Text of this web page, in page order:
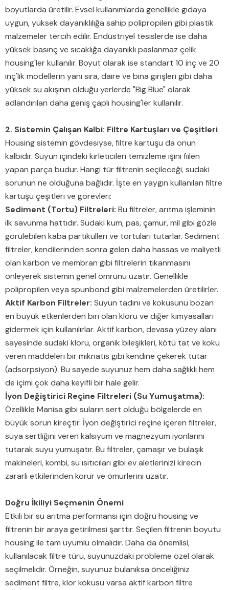
boyutlarda üretilir. Evsel kullanımlarda genellikle gıdaya
uygun, yüksek dayanıklılığa sahip polipropilen gibi plastik
malzemeler tercih edilir. Endüstriyel tesislerde ise daha
yüksek basınç ve sıcaklığa dayanıklı paslanmaz çelik
housing'ler kullanılır. Boyut olarak ise standart 10 inç ve 20
inç'lik modellerin yanı sıra, daire ve bina girişleri gibi daha
yüksek su akışının olduğu yerlerde "Big Blue" olarak
adlandırılan daha geniş çaplı housing'ler kullanılır.
2. Sistemin Çalışan Kalbi: Filtre Kartuşları ve Çeşitleri
Housing sistemin gövdesiyse, filtre kartuşu da onun
kalbidir. Suyun içindeki kirleticileri temizleme işini fiilen
yapan parça budur. Hangi tür filtrenin seçileceği, sudaki
sorunun ne olduğuna bağlıdır. İşte en yaygın kullanılan filtre
kartuşu çeşitleri ve görevleri:
Sediment (Tortu) Filtreleri: Bu filtreler, arıtma işleminin
ilk savunma hattıdır. Sudaki kum, pas, çamur, mil gibi gözle
görülebilen kaba partikülleri ve tortuları tutarlar. Sediment
filtreler, kendilerinden sonra gelen daha hassas ve maliyetli
olan karbon ve membran gibi filtrelerin tıkanmasını
önleyerek sistemin genel ömrünü uzatır. Genellikle
polipropilen veya spunbond gibi malzemelerden üretilirler.
Aktif Karbon Filtreler: Suyun tadını ve kokusunu bozan
en büyük etkenlerden biri olan kloru ve diğer kimyasalları
gidermek için kullanılırlar. Aktif karbon, devasa yüzey alanı
sayesinde sudaki kloru, organik bileşikleri, kötü tat ve koku
veren maddeleri bir mıknatıs gibi kendine çekerek tutar
(adsorpsiyon). Bu sayede suyunuz hem daha sağlıklı hem
de içimi çok daha keyifli bir hale gelir.
İyon Değiştirici Reçine Filtreleri (Su Yumuşatma):
Özellikle Manisa gibi suların sert olduğu bölgelerde en
büyük sorun kireçtir. İyon değiştirici reçine içeren filtreler,
suya sertliğini veren kalsiyum ve magnezyum iyonlarını
tutarak suyu yumuşatır. Bu filtreler, çamaşır ve bulaşık
makineleri, kombi, su ısıtıcıları gibi ev aletlerinizi kirecin
zararlı etkilerinden korur ve ömürlerini uzatır.
Doğru İkiliyi Seçmenin Önemi
Etkili bir su arıtma performansı için doğru housing ve
filtrenin bir araya getirilmesi şarttır. Seçilen filtrenin boyutu
housing ile tam uyumlu olmalıdır. Daha da önemlisi,
kullanılacak filtre türü, suyunuzdaki probleme özel olarak
seçilmelidir. Örneğin, suyunuz bulanıksa önceliğiniz
sediment filtre, klor kokusu varsa aktif karbon filtre